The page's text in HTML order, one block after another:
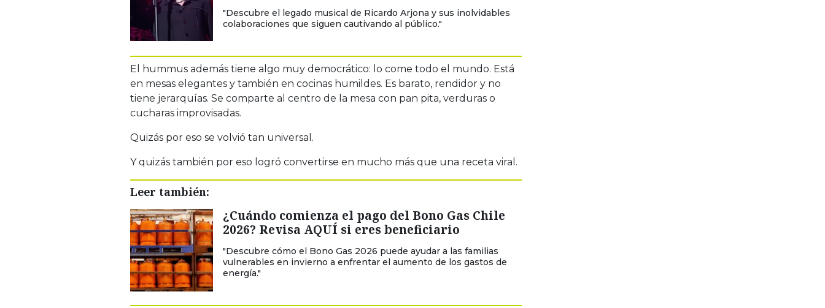
"Descubre el legado musical de Ricardo Arjona y sus inolvidables
colaboraciones que siguen cautivando al público."
El hummus además tiene algo muy democrático: lo come todo el mundo. Está
en mesas elegantes y también en cocinas humildes. Es barato, rendidor y no
tiene jerarquías. Se comparte al centro de la mesa con pan pita, verduras o
cucharas improvisadas.
Quizás por eso se volvió tan universal.
Y quizás también por eso logró convertirse en mucho más que una receta viral.
Leer también:
¿Cuándo comienza el pago del Bono Gas Chile
2026? Revisa AQUÍ si eres beneficiario
"Descubre cómo el Bono Gas 2026 puede ayudar a las familias
vulnerables en invierno a enfrentar el aumento de los gastos de
energía."